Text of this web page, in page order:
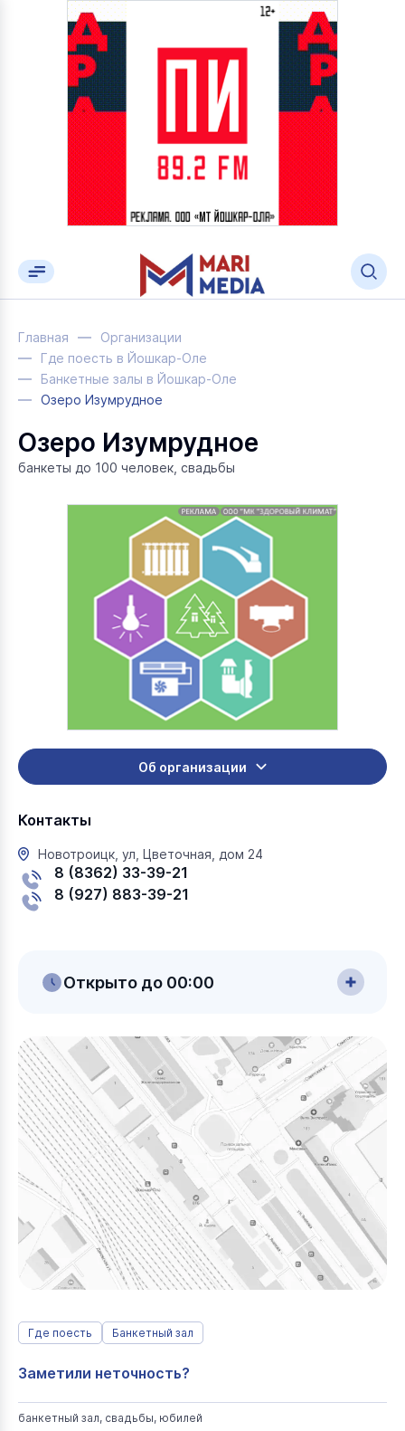
Главная
Организации
Где поесть в Йошкар-Оле
Банкетные залы в Йошкар-Оле
Озеро Изумрудное
Озеро Изумрудное
банкеты до 100 человек, свадьбы
Об организации
Контакты
Новотроицк, ул, Цветочная, дом 24
8 (8362) 33-39-21
8 (927) 883-39-21
Открыто до 00:00
Где поесть Банкетный зал
Заметили неточность?
банкетный зал, свадьбы, юбилей